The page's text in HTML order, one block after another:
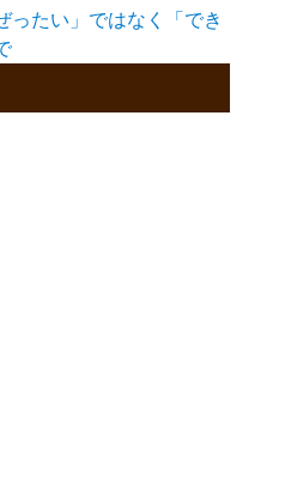
ったい」ではなく「でき